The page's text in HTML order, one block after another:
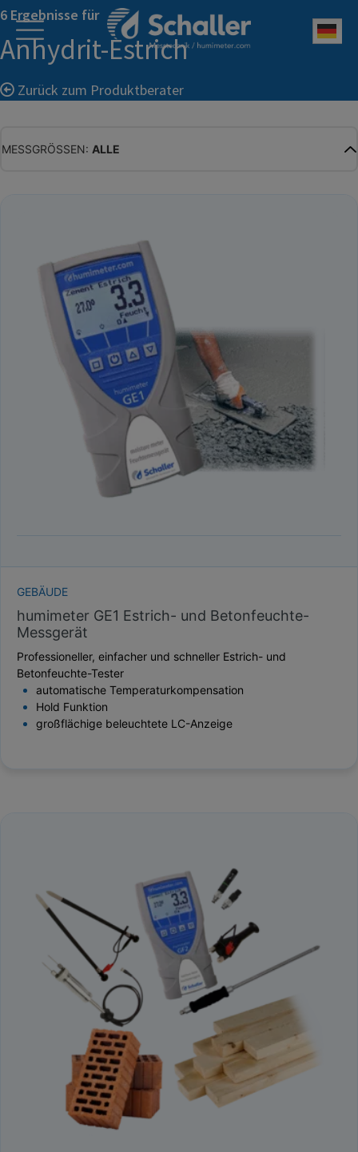
6 Ergebnisse für
Anhydrit-Estrich
Zurück zum Produktberater
MESSGRÖSSEN: ALLE
RELATIVE FEUCHTE
ABSOLUTE FEUCHTE
TEMPERATUR
GLEICHGEWICHTSFEUCHTE
WASSERAKTIVITÄT
TROCKENSUBSTANZ
HEKTOLITERGEWICHT
SCHÜTTDICHTE
GEBÄUDE
humimeter GE1 Estrich- und Betonfeuchte-
Messgerät
Professioneller, einfacher und schneller Estrich- und
Betonfeuchte-Tester
automatische Temperaturkompensation
Hold Funktion
großflächige beleuchtete LC-Anzeige